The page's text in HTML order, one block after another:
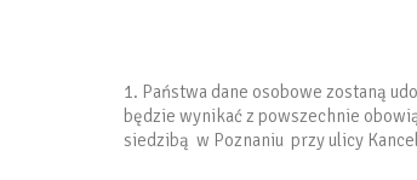
1. Państwa dane osobowe zostaną
będzie wynikać z powszechnie
siedzibą w Poznaniu przy ulicy